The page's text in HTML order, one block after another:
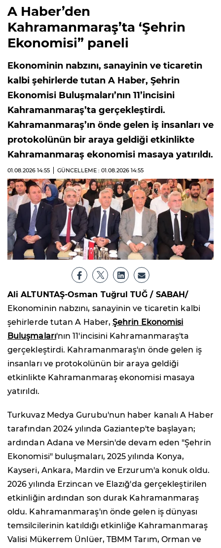
A Haber’den
Kahramanmaraş’ta ‘Şehrin
Ekonomisi” paneli
Ekonominin nabzını, sanayinin ve ticaretin
kalbi şehirlerde tutan A Haber, Şehrin
Ekonomisi Buluşmaları’nın 11’incisini
Kahramanmaraş’ta gerçekleştirdi.
Kahramanmaraş’ın önde gelen iş insanları ve
protokolünün bir araya geldiği etkinlikte
Kahramanmaraş ekonomisi masaya yatırıldı.
01.08.2026 14:55 GÜNCELLEME : 01.08.2026 14:55
Ali ALTUNTAŞ-Osman Tuğrul TUĞ / SABAH/
Ekonominin nabzını, sanayinin ve ticaretin kalbi
şehirlerde tutan A Haber,Şehrin Ekonomisi
Buluşmaları'nın 11'incisini Kahramanmaraş'ta
gerçekleştirdi. Kahramanmaraş'ın önde gelen iş
insanları ve protokolünün bir araya geldiği
etkinlikte Kahramanmaraş ekonomisi masaya
yatırıldı.
Turkuvaz Medya Gurubu'nun haber kanalı A Haber
tarafından 2024 yılında Gaziantep'te başlayan;
ardından Adana ve Mersin'de devam eden "Şehrin
Ekonomisi" buluşmaları, 2025 yılında Konya,
Kayseri, Ankara, Mardin ve Erzurum'a konuk oldu.
2026 yılında Erzincan ve Elazığ'da gerçekleştirilen
etkinliğin ardından son durak Kahramanmaraş
oldu. Kahramanmaraş'ın önde gelen iş dünyası
temsilcilerinin katıldığı etkinliğe Kahramanmaraş
Valisi Mükerrem Ünlüer, TBMM Tarım, Orman ve